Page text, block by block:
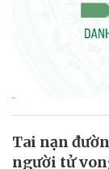
Tai nạn
người tử